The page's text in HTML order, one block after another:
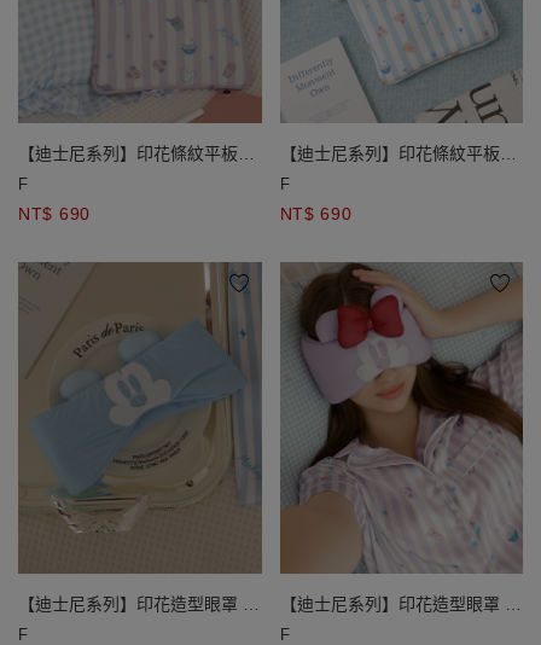
【迪士尼系列】印花條紋平板收
納包 米奇款/米妮款
F
NT$ 690
【迪士尼系列】印花條紋平板收
納包 米奇款/米妮款
F
NT$ 690
【迪士尼系列】印花造型眼罩 米
奇款/米妮款
F
【迪士尼系列】印花造型眼罩 米
奇款/米妮款
F